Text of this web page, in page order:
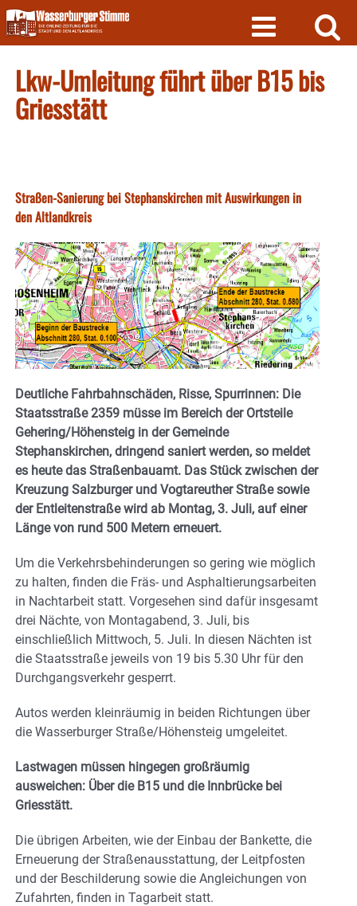
Skip
to
content
Lkw-Umleitung führt über B15 bis
Griesstätt
Straßen-Sanierung bei Stephanskirchen mit Auswirkungen in
den Altlandkreis
Deutliche Fahrbahnschäden, Risse, Spurrinnen: Die
Staatsstraße 2359 müsse im Bereich der Ortsteile
Gehering/Höhensteig in der Gemeinde
Stephanskirchen, dringend saniert werden, so meldet
es heute das Straßenbauamt. Das Stück zwischen der
Kreuzung Salzburger und Vogtareuther Straße sowie
der Entleitenstraße wird ab Montag, 3. Juli, auf einer
Länge von rund 500 Metern erneuert.
Um die Verkehrsbehinderungen so gering wie möglich
zu halten, finden die Fräs- und Asphaltierungsarbeiten
in Nachtarbeit statt. Vorgesehen sind dafür insgesamt
drei Nächte, von Montagabend, 3. Juli, bis
einschließlich Mittwoch, 5. Juli. In diesen Nächten ist
die Staatsstraße jeweils von 19 bis 5.30 Uhr für den
Durchgangsverkehr gesperrt.
Autos werden kleinräumig in beiden Richtungen über
die Wasserburger Straße/Höhensteig umgeleitet.
Lastwagen müssen hingegen großräumig
ausweichen: Über die B15 und die Innbrücke bei
Griesstätt.
Die übrigen Arbeiten, wie der Einbau der Bankette, die
Erneuerung der Straßenausstattung, der Leitpfosten
und der Beschilderung sowie die Angleichungen von
Zufahrten, finden in Tagarbeit statt.